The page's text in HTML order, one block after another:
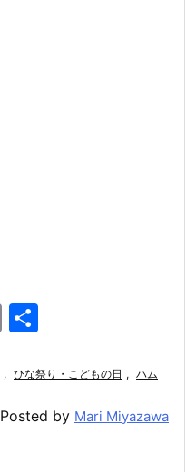
E
ai
l
, ひな祭り・こどもの日 , ハム
Posted by Mari Miyazawa